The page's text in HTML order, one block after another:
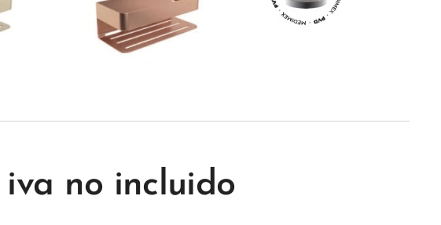
iva no incluido